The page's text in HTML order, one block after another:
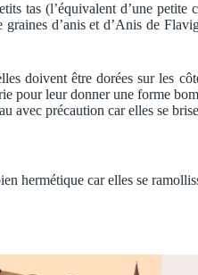
tas (l’équivalent d’une petite
d’anis et d’Anis de
doivent être dorées sur les
pour leur donner une forme
avec précaution car elles se
hermétique car elles se